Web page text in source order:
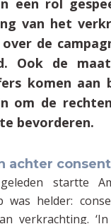
een rol
van het
over de
Ook de
komen aan
om de
bevorderen.
achter consent
startte
was helder:
verkrachting.